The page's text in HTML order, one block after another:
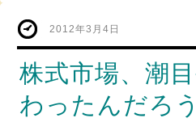
2012年3月4日
株式市場、潮
わったんだろ